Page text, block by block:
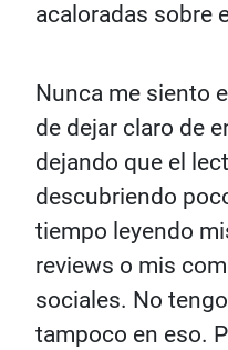
acaloradas sobre
Nunca me siento
de dejar claro de
dejando que el
descubriendo
tiempo leyendo
reviews o mis
sociales. No
tampoco en eso.